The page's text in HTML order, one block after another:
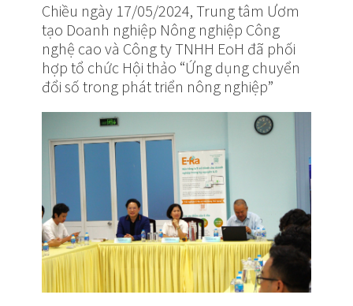
Chiều ngày 17/05/2024, Trung tâm Ươm
tạo Doanh nghiệp Nông nghiệp Công
nghệ cao và Công ty TNHH EoH đã phối
hợp tổ chức Hội thảo “Ứng dụng chuyển
đổi số trong phát triển nông nghiệp”